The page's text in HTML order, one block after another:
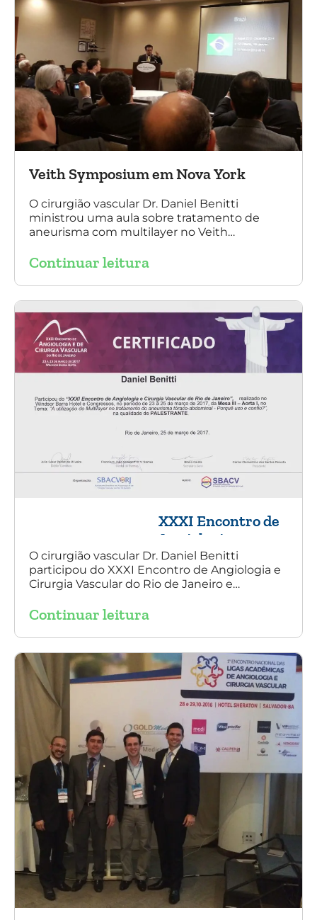
Veith Symposium em Nova York
O cirurgião vascular Dr. Daniel Benitti
ministrou uma aula sobre tratamento de
aneurisma com multilayer no Veith
Continuar leitura
XXXI Encontro de
Angiologia e
Cirurgia Vascular
do Rio de Janeiro
O cirurgião vascular Dr. Daniel Benitti
participou do XXXI Encontro de Angiologia e
Cirurgia Vascular do Rio de Janeiro e
multilayer no tratamento de aneurisma
Continuar leitura